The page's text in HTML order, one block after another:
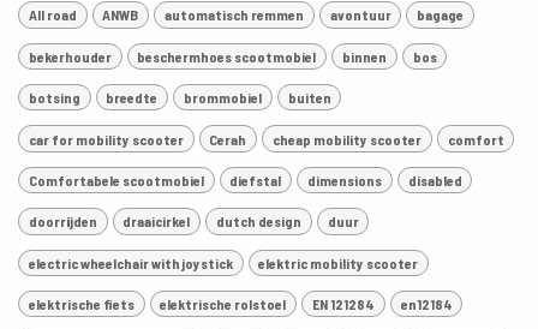
All road ANWB automatisch remmen avontuur bagage
bekerhouder beschermhoes scootmobiel binnen bos
botsing breedte brommobiel buiten
car for mobility scooter Cerah cheap mobility scooter comfort
Comfortabele scootmobiel diefstal dimensions disabled
doorrijden draaicirkel dutch design duur
electric wheelchair with joystick elektric mobility scooter
elektrische fiets elektrische rolstoel EN 121284 en12184